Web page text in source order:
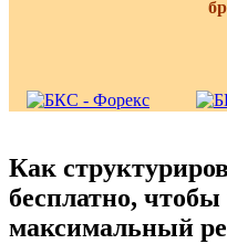
Как
бесплатно,
максимальный